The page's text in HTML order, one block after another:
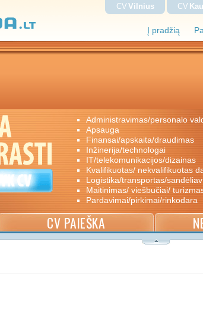
Į pradžią
CV Vilnius CV
administravimas/personalo
apsauga
finansai/apskaita/draudimas
inžinerija/technologai
IT/telekomunikacijos/dizainas
kvalifikuotas/ nekvalifikuotas
logistika/transportas/
maitinimas/ viešbučiai/
pardavimai/pirkimai/rinkodara
CV PAIEŠKA